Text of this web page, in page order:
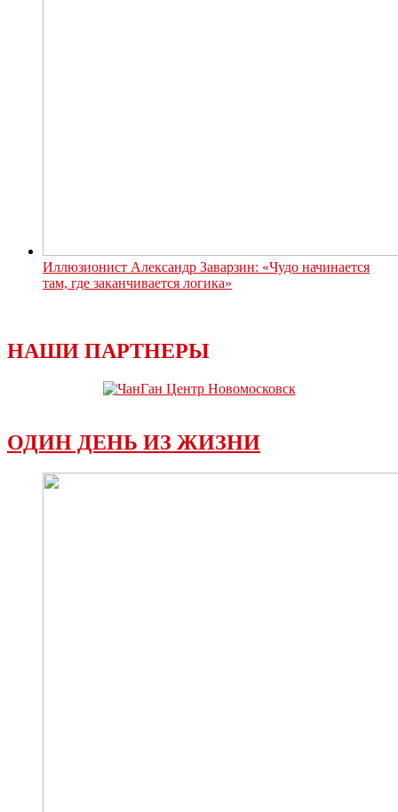
Иллюзионист Александр Заварзин: «Чудо начинается
там, где заканчивается логика»
НАШИ ПАРТНЕРЫ
ОДИН ДЕНЬ ИЗ ЖИЗНИ